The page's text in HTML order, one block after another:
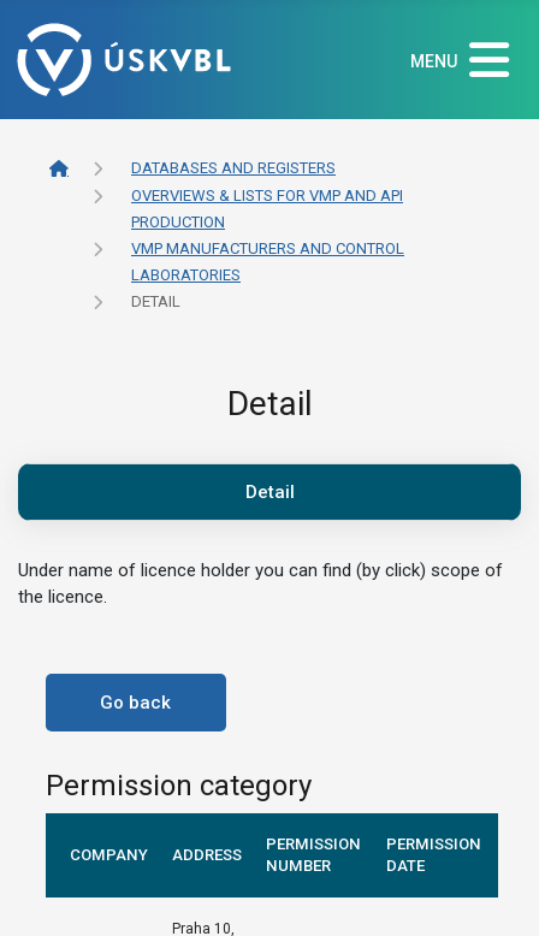
MENU
DATABASES AND REGISTERS
OVERVIEWS & LISTS FOR VMP AND API
PRODUCTION
VMP MANUFACTURERS AND CONTROL
LABORATORIES
DETAIL
Detail
Detail
Under name of licence holder you can find (by click) scope of
the licence.
Go back
Permission category
COMPANY ADDRESS
PERMISSION
NUMBER
PERMISSION
DATE
Praha 10,